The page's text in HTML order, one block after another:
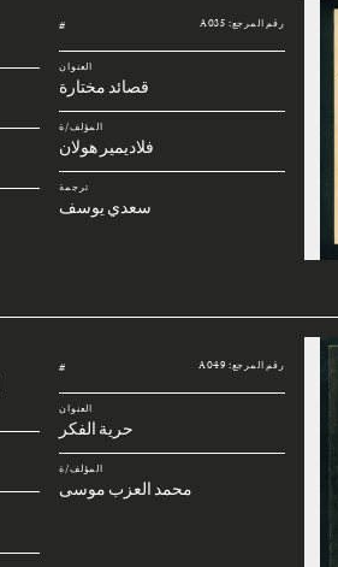
رقم المرجع: A035 #
العنوان
قصائد مختارة
المؤلف/ة
فلاديمير هولان
ترجمة
سعدي يوسف
رقم المرجع: A049 #
العنوان
حرية الفكر
المؤلف/ة
محمد العزب موسى